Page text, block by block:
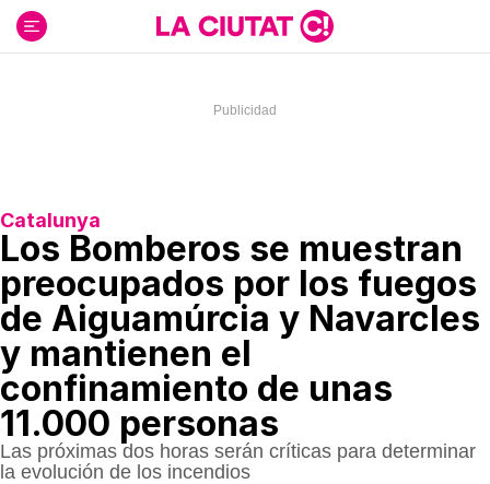
contenido
Catalunya
Los Bomberos se muestran
preocupados por los fuegos
de Aiguamúrcia y Navarcles
y mantienen el
confinamiento de unas
11.000 personas
Las próximas dos horas serán críticas para determinar
la evolución de los incendios